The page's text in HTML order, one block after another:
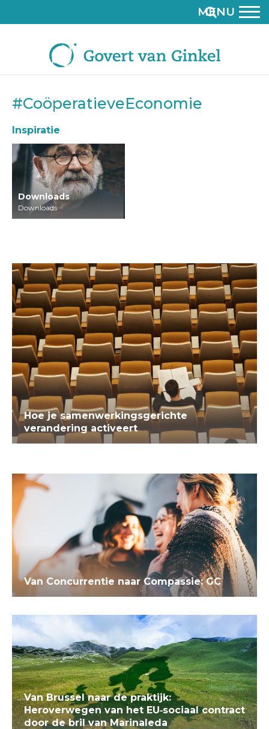
MENU
#CoöperatieveEconomie
Inspiratie
Downloads
Downloads
Hoe je samenwerkingsgerichte
verandering activeert
Van Concurrentie naar Compassie: GC
Van Brussel naar de praktijk:
Heroverwegen van het EU‑sociaal contract
door de bril van Marinaleda